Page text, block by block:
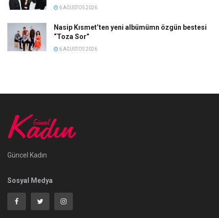
6 AĞUSTOS 2026
Nasip Kısmet’ten yeni albümümn özgün bestesi
“Toza Sor”
6 AĞUSTOS 2026
Güncel Kadın
Sosyal Medya